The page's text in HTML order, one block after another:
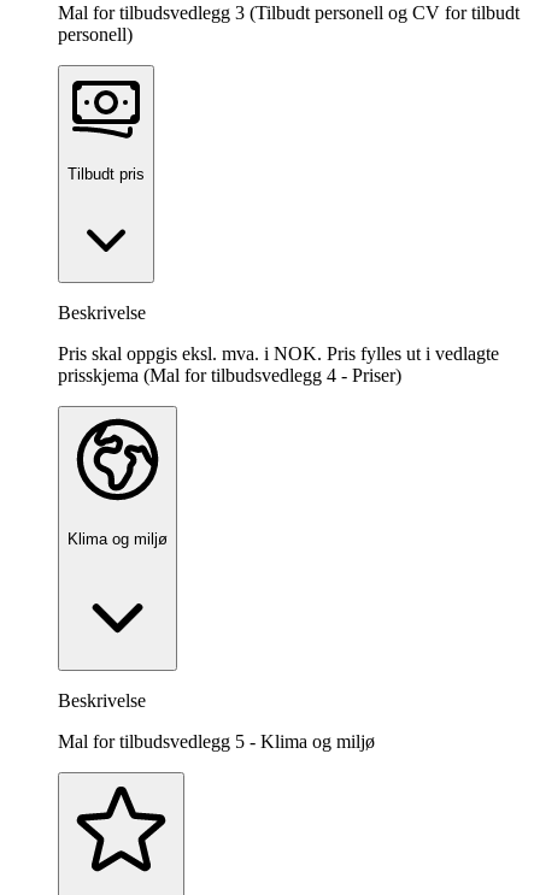
Mal for tilbudsvedlegg 3 (Tilbudt personell og CV for tilbudt
personell)
Tilbudt pris
Beskrivelse
Pris skal oppgis eksl. mva. i NOK. Pris fylles ut i vedlagte
prisskjema (Mal for tilbudsvedlegg 4 - Priser)
Klima og miljø
Beskrivelse
Mal for tilbudsvedlegg 5 - Klima og miljø